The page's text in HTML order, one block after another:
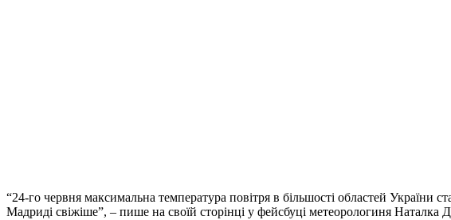
“24-го червня максимальна температура повітря в більшості областей України
Мадриді свіжіше”, – пише на своїй сторінці у фейсбуці метеорологиня Наталка